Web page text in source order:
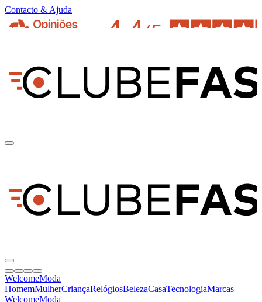
Contacto & Ajuda
WelcomeModa
HomemMulherCriançaRelógiosBelezaCasaTecnologiaMarcas
WelcomeModa